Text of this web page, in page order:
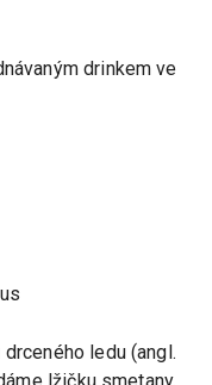
drinkem ve
ledu (angl.